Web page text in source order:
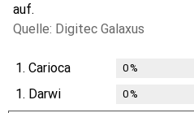
auf.
Quelle: Digitec Galaxus
1. Carioca 0%
1. Darwi 0%